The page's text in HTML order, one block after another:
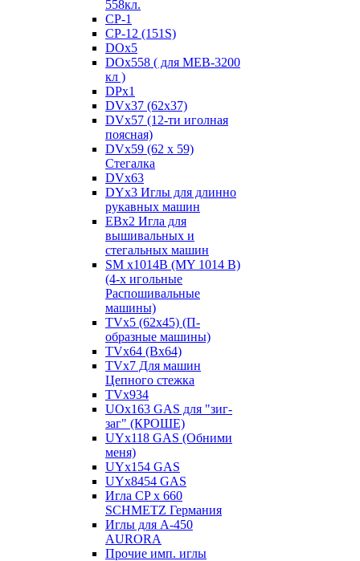
558кл.
CP-1
CP-12 (151S)
DOx5
DOx558 ( для MEB-3200
кл )
DPx1
DVx37 (62x37)
DVx57 (12-ти иголная
поясная)
DVx59 (62 x 59)
Стегалка
DVx63
DYx3 Иглы для длинно
рукавных машин
EBx2 Игла для
вышивальных и
стегальных машин
SM x1014B (MY 1014 B)
(4-х игольные
Распошивальные
машины)
TVх5 (62х45) (П-
образные машины)
TVх64 (Вх64)
TVх7 Для машин
Цепного стежка
TVх934
UOx163 GAS для "зиг-
заг" (КРОШЕ)
UYx118 GAS (Обними
меня)
UYx154 GAS
UYx8454 GAS
Игла CP х 660
SCHMETZ Германия
Иглы для А-450
AURORA
Прочие имп. иглы